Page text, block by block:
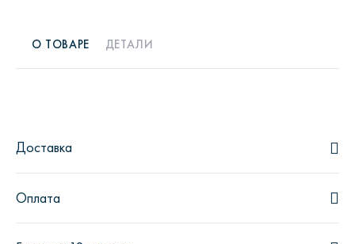
О ТОВАРЕ ДЕТАЛИ
Доставка
Оплата